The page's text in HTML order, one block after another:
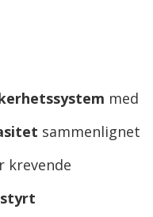
med
sammenlignet
styrt